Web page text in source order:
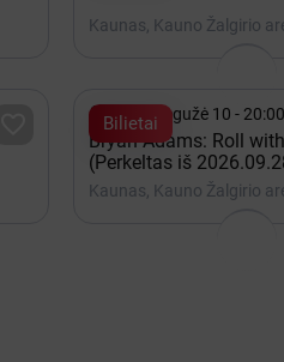
Kaunas, Kauno Žalgirio
Bilietai
2027 Gegužė 10 - 20:00
Bryan Adams: Roll
(Perkeltas iš
Kaunas, Kauno Žalgirio